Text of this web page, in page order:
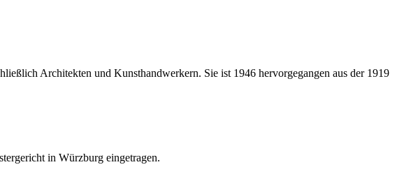
Architekten und Kunsthandwerkern. Sie ist 1946 hervorgegangen aus der 1919
in Würzburg eingetragen.